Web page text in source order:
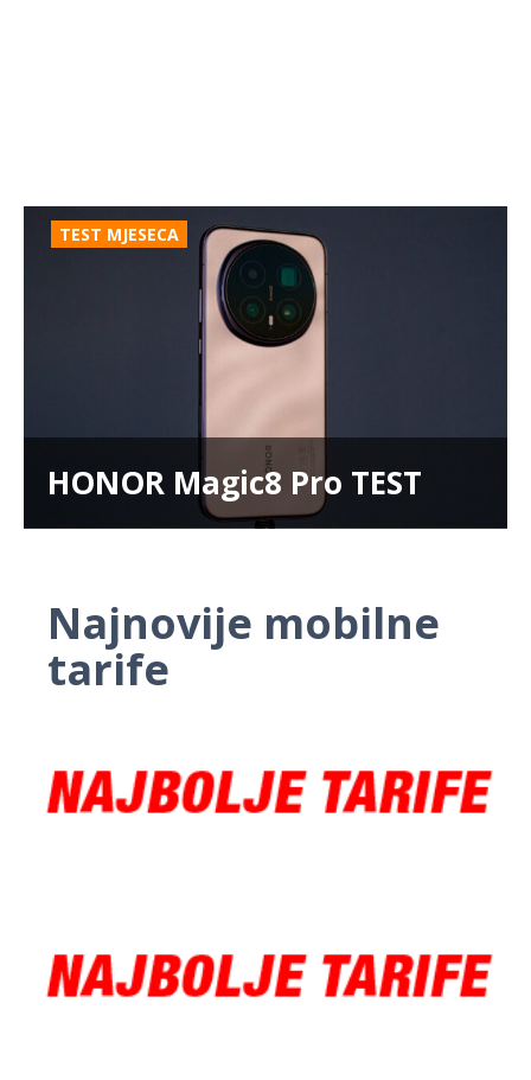
TEST MJESECA
HONOR Magic8 Pro TEST
Najnovije mobilne
tarife